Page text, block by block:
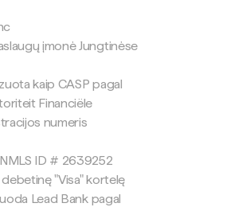
įmonė Jungtinėse
kaip CASP pagal
Financiële
numeris
ID # 2639252
"Visa" kortelę
Lead Bank pagal